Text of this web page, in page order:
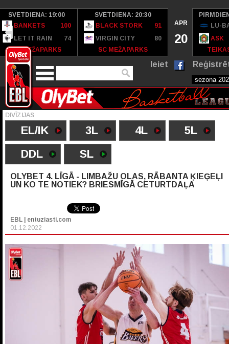
SVĒTDIENA: 19:00
BANKETS
100
LET IT RAIN
74
SC MEŽAPARKS
SVĒTDIENA: 20:30
BLACK STORK
91
VIRGIN CITY
80
SC MEŽAPARKS
APR
20
LU-
ASK
Ieiet
DIVĪZIJAS
EL/IK 3L 4L
5L
DDL
SL
OLYBET 4. LĪGĀ - LIMBAŽU OLAS, RĀBANTA ĶIEĢEĻI
UN KO TE NOTIEK? BRIESMĪGĀ CETURTDAĻA
EBL | entuziasti.com
01.12.2022